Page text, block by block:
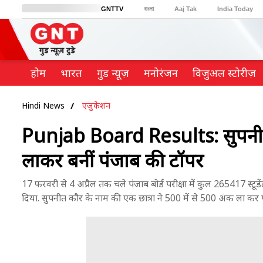
GNTTV বাংলা Aaj Tak India Today
BT Bazaar Cosmopolitan
होम भारत गुड न्यूज़ मनोरंजन विजुअल स्टोरीज़
Hindi News एजुकेशन
Punjab Board Results:
लाकर बनीं पंजाब की टॉपर
17 फरवरी से 4 अप्रैल तक चले पंजाब बोर्ड परीक्षा में कुल 265417
दिया. सुपनीत कौर के नाम की एक छात्रा ने 500 में से 500 अंक ला कर